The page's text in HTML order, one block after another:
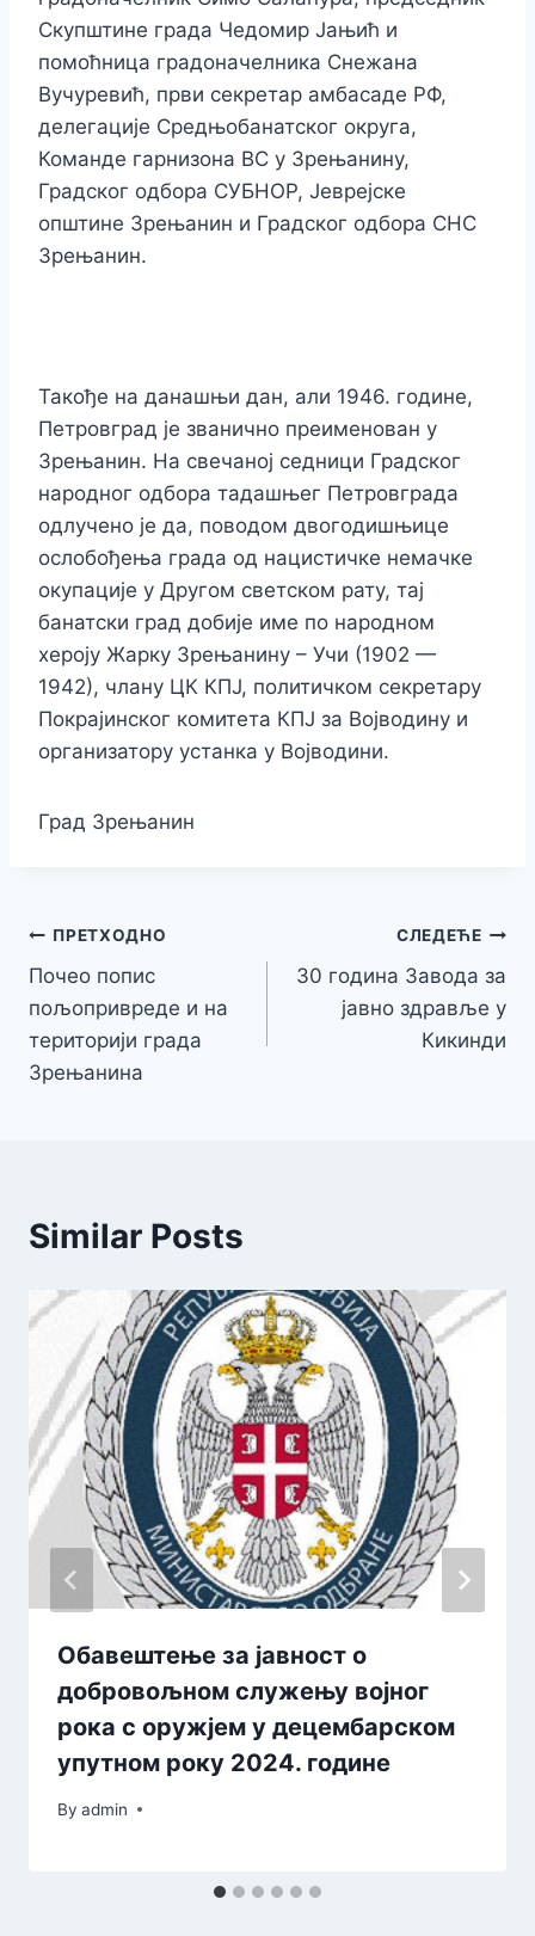
Скупштине града Чедомир Јањић и
помоћница градоначелника Снежана
Вучуревић, први секретар амбасаде РФ,
делегације Средњобанатског округа,
Команде гарнизона ВС у Зрењанину,
Градског одбора СУБНОР, Јеврејске
општине Зрењанин и Градског одбора СНС
Зрењанин.
Такође на данашњи дан, али 1946. године,
Петровград је званично преименован у
Зрењанин. На свечаној седници Градског
народног одбора тадашњег Петровграда
одлучено је да, поводом двогодишњице
ослобођења града од нацистичке немачке
окупације у Другом светском рату, тај
банатски град добије име по народном
хероју Жарку Зрењанину – Учи (1902 —
1942), члану ЦК КПЈ, политичком секретару
Покрајинског комитета КПЈ за Војводину и
организатору устанка у Војводини.
Град Зрењанин
Кретање
чланка
ПРЕТХОДНО
Почео попис
пољопривреде и на
територији града
Зрењанина
СЛЕДЕЋЕ
30 година Завода за
јавно здравље у
Кикинди
Similar Posts
Обавештење за јавност о
добровољном служењу војног
рока с оружјем у децембарском
упутном року 2024. године
By admin